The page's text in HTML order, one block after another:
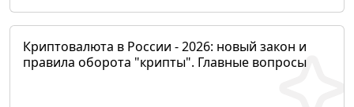
Криптовалюта в России - 2026: новый закон и
правила оборота "крипты". Главные вопросы